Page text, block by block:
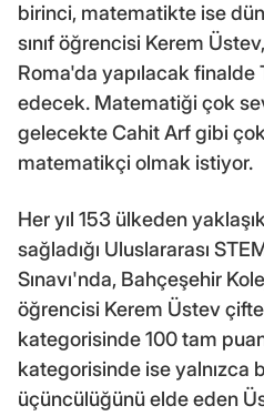
birinci, matematikte ise
sınıf öğrencisi Kerem
Roma'da yapılacak finalde
edecek. Matematiği çok
gelecekte Cahit Arf gibi
matematikçi olmak istiyor.
Her yıl 153 ülkeden
sağladığı Uluslararası
Sınavı'nda, Bahçeşehir
öğrencisi Kerem Üstev
kategorisinde 100 tam
kategorisinde ise yalnızca
üçüncülüğünü elde eden